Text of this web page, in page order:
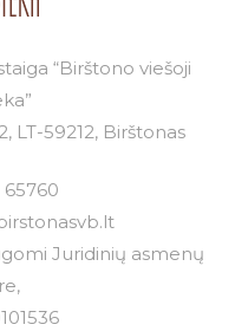
“Birštono viešoji
LT-59212, Birštonas
65760
Juridinių asmenų